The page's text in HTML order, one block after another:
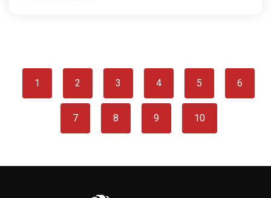
1 2 3 4 5 6
7 8 9 10